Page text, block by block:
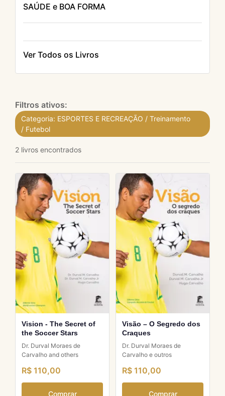
SAÚDE e BOA FORMA
Ver Todos os Livros
Filtros ativos:
Categoria: ESPORTES E RECREAÇÃO / Treinamento
/ Futebol
2 livros encontrados
Vision - The Secret of
the Soccer Stars
Dr. Durval Moraes de
Carvalho and others
R$ 110,00
Comprar
Visão – O Segredo dos
Craques
Dr. Durval Moraes de
Carvalho e outros
R$ 110,00
Comprar